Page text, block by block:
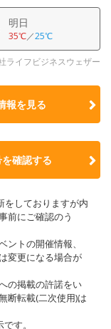
明日
35℃／25℃
ライフビジネスウェザー
報を見る
確認する
しておりますが内
前にご確認のう
トの開催情報、
変更になる場合が
の掲載の許諾をい
断転載(二次使用)は
す。